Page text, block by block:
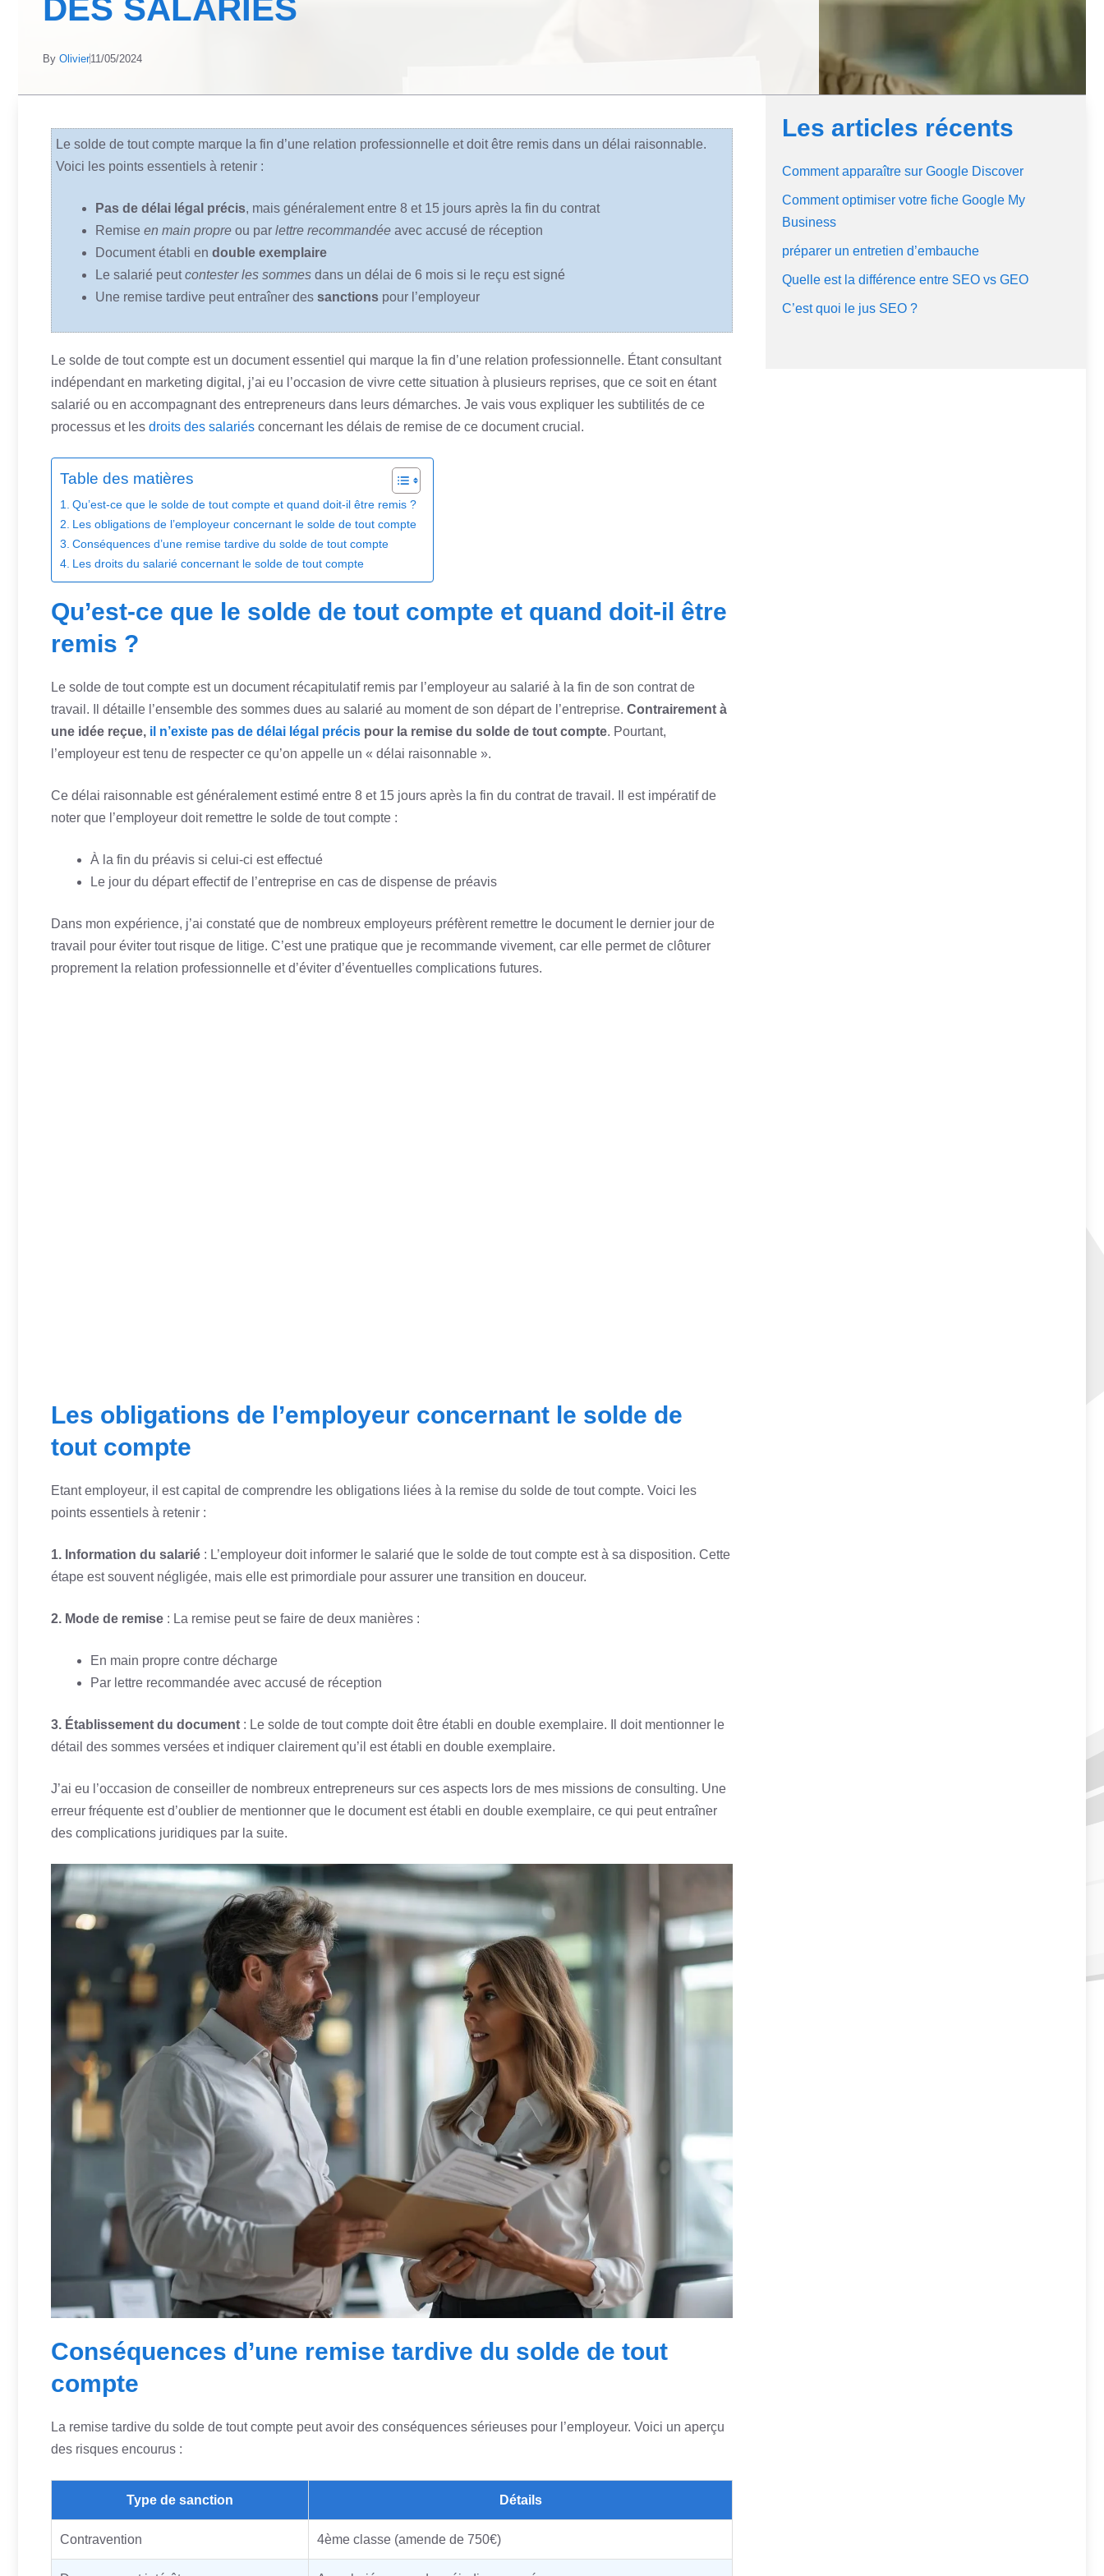
DES SALARIÉS
By Olivier11/05/2024
Le solde de tout compte marque la fin d’une relation professionnelle et doit être remis dans un délai raisonnable.
Voici les points essentiels à retenir :
Pas de délai légal précis, mais généralement entre 8 et 15 jours après la fin du contrat
Remise en main propre ou par lettre recommandée avec accusé de réception
Document établi en double exemplaire
Le salarié peutcontester les sommes dans un délai de 6 mois si le reçu est signé
Une remise tardive peut entraîner des sanctions pour l’employeur
Le solde de tout compte est un document essentiel qui marque la fin d’une relation professionnelle. Étant consultant
indépendant en marketing digital, j’ai eu l’occasion de vivre cette situation à plusieurs reprises, que ce soit en étant
salarié ou en accompagnant des entrepreneurs dans leurs démarches. Je vais vous expliquer les subtilités de ce
processus et les droits des salariés concernant les délais de remise de ce document crucial.
Table des matières
Qu’est-ce que le solde de tout compte et quand doit-il être remis ?
Les obligations de l’employeur concernant le solde de tout compte
Conséquences d’une remise tardive du solde de tout compte
Les droits du salarié concernant le solde de tout compte
Qu’est-ce que le solde de tout compte et quand doit-il être
remis ?
Le solde de tout compte est un document récapitulatif remis par l’employeur au salarié à la fin de son contrat de
travail. Il détaille l’ensemble des sommes dues au salarié au moment de son départ de l’entreprise. Contrairement à
une idée reçue, il n’existe pas de délai légal précis pour la remise du solde de tout compte. Pourtant,
l’employeur est tenu de respecter ce qu’on appelle un « délai raisonnable ».
Ce délai raisonnable est généralement estimé entre 8 et 15 jours après la fin du contrat de travail. Il est impératif de
noter que l’employeur doit remettre le solde de tout compte :
À la fin du préavis si celui-ci est effectué
Le jour du départ effectif de l’entreprise en cas de dispense de préavis
Dans mon expérience, j’ai constaté que de nombreux employeurs préfèrent remettre le document le dernier jour de
travail pour éviter tout risque de litige. C’est une pratique que je recommande vivement, car elle permet de clôturer
proprement la relation professionnelle et d’éviter d’éventuelles complications futures.
Les obligations de l’employeur concernant le solde de
tout compte
Etant employeur, il est capital de comprendre les obligations liées à la remise du solde de tout compte. Voici les
points essentiels à retenir :
1. Information du salarié : L’employeur doit informer le salarié que le solde de tout compte est à sa disposition. Cette
étape est souvent négligée, mais elle est primordiale pour assurer une transition en douceur.
2. Mode de remise : La remise peut se faire de deux manières :
En main propre contre décharge
Par lettre recommandée avec accusé de réception
3. Établissement du document : Le solde de tout compte doit être établi en double exemplaire. Il doit mentionner le
détail des sommes versées et indiquer clairement qu’il est établi en double exemplaire.
J’ai eu l’occasion de conseiller de nombreux entrepreneurs sur ces aspects lors de mes missions de consulting. Une
erreur fréquente est d’oublier de mentionner que le document est établi en double exemplaire, ce qui peut entraîner
des complications juridiques par la suite.
Conséquences d’une remise tardive du solde de tout
compte
La remise tardive du solde de tout compte peut avoir des conséquences sérieuses pour l’employeur. Voici un aperçu
des risques encourus :
Type de sanction Détails
Contravention 4ème classe (amende de 750€)
Les articles récents
Comment apparaître sur Google Discover
Comment optimiser votre fiche Google My
Business
préparer un entretien d’embauche
Quelle est la différence entre SEO vs GEO
C’est quoi le jus SEO ?